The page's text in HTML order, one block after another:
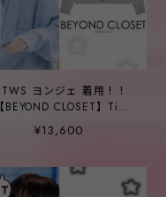
ヨンジェ 着用！！
【BEYOND CLOSET】Tie
Vintage Medal Knit
Cardigan Gray
¥13,600